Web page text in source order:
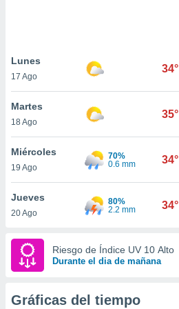
únicos
similares
como
IP
de
traten tus
en
a lo que
Para
Lunes
17 Ago
34°
Martes
18 Ago
35°
Miércoles
19 Ago
70%
0.6 mm
34°
Jueves
20 Ago
80%
2.2 mm
34°
Riesgo de Índice UV 10 Alto
Durante el dia de mañana
Gráficas del tiempo